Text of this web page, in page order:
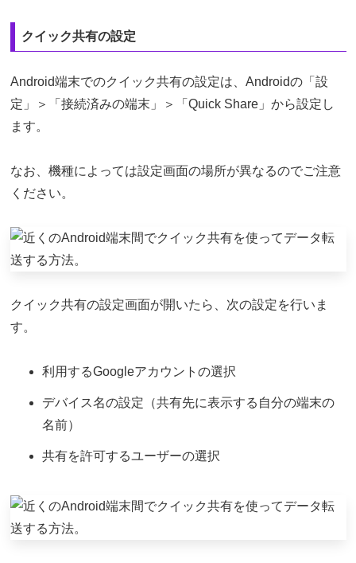
クイック共有の設定
Android端末でのクイック共有の設定は、Androidの「設
定」＞「接続済みの端末」＞「Quick Share」から設定し
ます。
なお、機種によっては設定画面の場所が異なるのでご注意
ください。
クイック共有の設定画面が開いたら、次の設定を行いま
す。
利用するGoogleアカウントの選択
デバイス名の設定（共有先に表示する自分の端末の
名前）
共有を許可するユーザーの選択